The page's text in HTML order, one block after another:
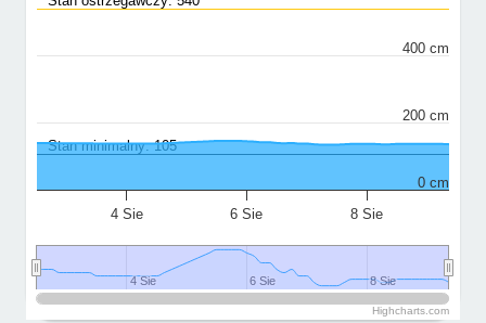
Stan minimalny: 105
4 Sie 6 Sie 8 Sie
4 Sie
4 Sie 6 Sie
6 Sie 8 Sie
8 Sie
0 cm
200 cm
400 cm
Highcharts.com